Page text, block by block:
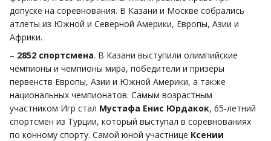
допуске на соревнования. В Казани и Москве собрались
атлеты из Южной и Северной Америки, Европы, Азии и
Африки.
– 2852 спортсмена. В Казани выступили олимпийские
чемпионы и чемпионы мира, победители и призеры
первенств Европы, Азии и Южной Америки, а также
национальных чемпионатов. Самым возрастным
участником Игр стал Мустафа Енис Юрдакок, 65-летний
спортсмен из Турции, который выступал в соревнованиях
по конному спорту. Самой юной участнице Ксении